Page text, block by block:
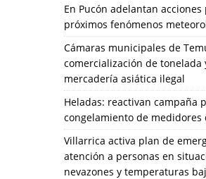
En Pucón adelantan
próximos fenómenos
Cámaras municipales de
comercialización de tonelada
mercadería asiática ilegal
Heladas: reactivan campaña
congelamiento de medidores
Villarrica activa plan de
atención a personas en
nevazones y temperaturas